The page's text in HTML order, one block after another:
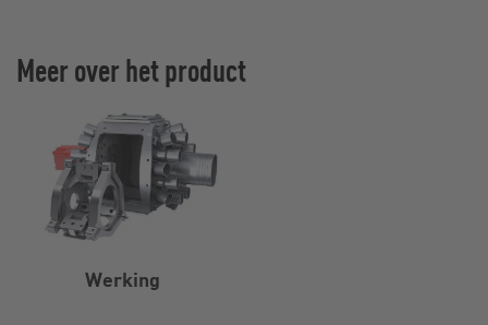
Meer over het product
Werking